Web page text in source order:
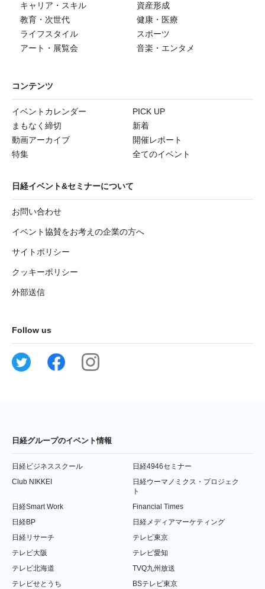
キャリア・スキル
資産形成
教育・次世代
健康・医療
ライフスタイル
スポーツ
アート・展覧会
音楽・エンタメ
コンテンツ
イベントカレンダー
PICK UP
まもなく締切
新着
動画アーカイブ
開催レポート
特集
全てのイベント
日経イベント&セミナーについて
お問い合わせ
イベント協賛をお考えの企業の方へ
サイトポリシー
クッキーポリシー
外部送信
Follow us
日経グループのイベント情報
日経ビジネススクール
日経4946セミナー
Club NIKKEI
日経ウーマノミクス・プロジェク
ト
日経Smart Work
Financial Times
日経BP
日経メディアマーケティング
日経リサーチ
テレビ東京
テレビ大阪
テレビ愛知
テレビ北海道
TVQ九州放送
テレビせとうち
BSテレビ東京